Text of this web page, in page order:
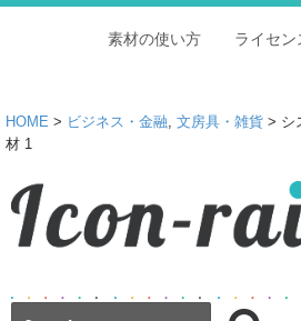
ライセン
素材の使い方
HOME > ビジネス・金融, 文房具・雑貨 > シ
材 1